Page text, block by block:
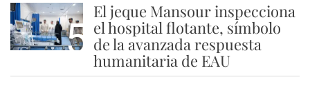
5
El jeque Mansour inspecciona
el hospital flotante, símbolo
de la avanzada respuesta
humanitaria de EAU